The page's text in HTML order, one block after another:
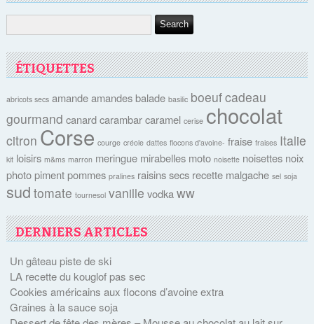
ÉTIQUETTES
abricots secs amande amandes balade basilic boeufcadeau
gourmand canard carambar caramel cerise chocolat
citron Corse courge créole dattes flocons d'avoine- fraise fraises Italie
kit loisirs m&ms marron meringue mirabelles moto noisette noisettes noix
photo piment pommes pralines raisins secs recette malgache sel soja
sud tomate tournesol vanille vodka ww
DERNIERS ARTICLES
Un gâteau piste de ski
LA recette du kouglof pas sec
Cookies américains aux flocons d’avoine extra
Graines à la sauce soja